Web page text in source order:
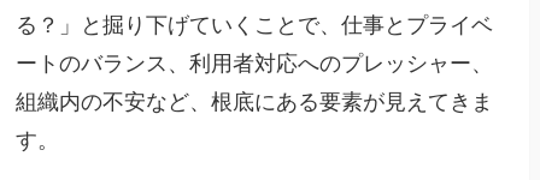
る？」と掘り下げていくことで、仕事とプライベ
ートのバランス、利用者対応へのプレッシャー、
組織内の不安など、根底にある要素が見えてきま
す。